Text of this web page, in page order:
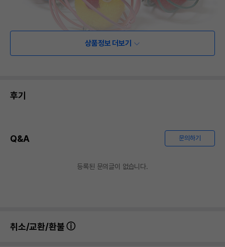
상품정보 더보기
후기
Q&A 문의하기
등록된 문의글이 없습니다.
취소/교환/환불